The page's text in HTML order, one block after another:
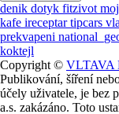
denik dotyk fitzivot
kafe ireceptartipcars
prekvapeni
koktejl
Copyright © VLTAVA
Publikování, šíření
účely uživatele, je bez
a.s. zakázáno. Toto